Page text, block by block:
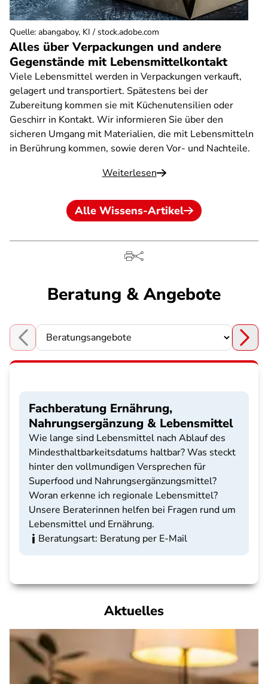
Alles über Verpackungen und andere
Gegenstände mit Lebensmittelkontakt
Viele Lebensmittel werden in Verpackungen verkauft,
gelagert und transportiert. Spätestens bei der
Zubereitung kommen sie mit Küchenutensilien oder
Geschirr in Kontakt. Wir informieren Sie über den
sicheren Umgang mit Materialien, die mit Lebensmitteln
in Berührung kommen, sowie deren Vor- und Nachteile.
Weiterlesen
Quelle: abangaboy, KI / stock.adobe.com
Alle Wissens-Artikel
Beratung & Angebote
Choose a section
Fachberatung Ernährung,
Nahrungsergänzung & Lebensmittel
Wie lange sind Lebensmittel nach Ablauf des
Mindesthaltbarkeitsdatums haltbar? Was steckt
hinter den vollmundigen Versprechen für
Superfood und Nahrungsergänzungsmittel?
Woran erkenne ich regionale Lebensmittel?
Unsere Beraterinnen helfen bei Fragen rund um
Lebensmittel und Ernährung.
Beratungsart: Beratung per E-Mail
Aktuelles